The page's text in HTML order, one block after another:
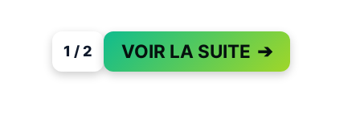
1 / 2 VOIR LA SUITE ➔
PAGE 1 OF 2